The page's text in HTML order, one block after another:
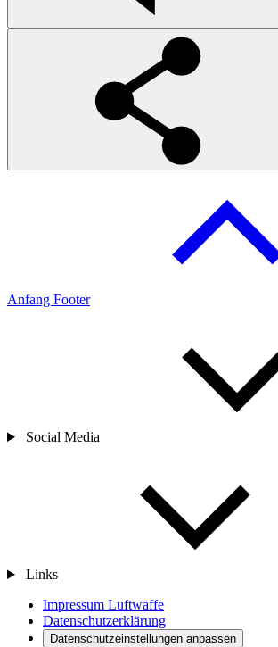
Anfang Footer
Social Media
Links
Impressum Luftwaffe
Datenschutzerklärung
Datenschutzeinstellungen anpassen